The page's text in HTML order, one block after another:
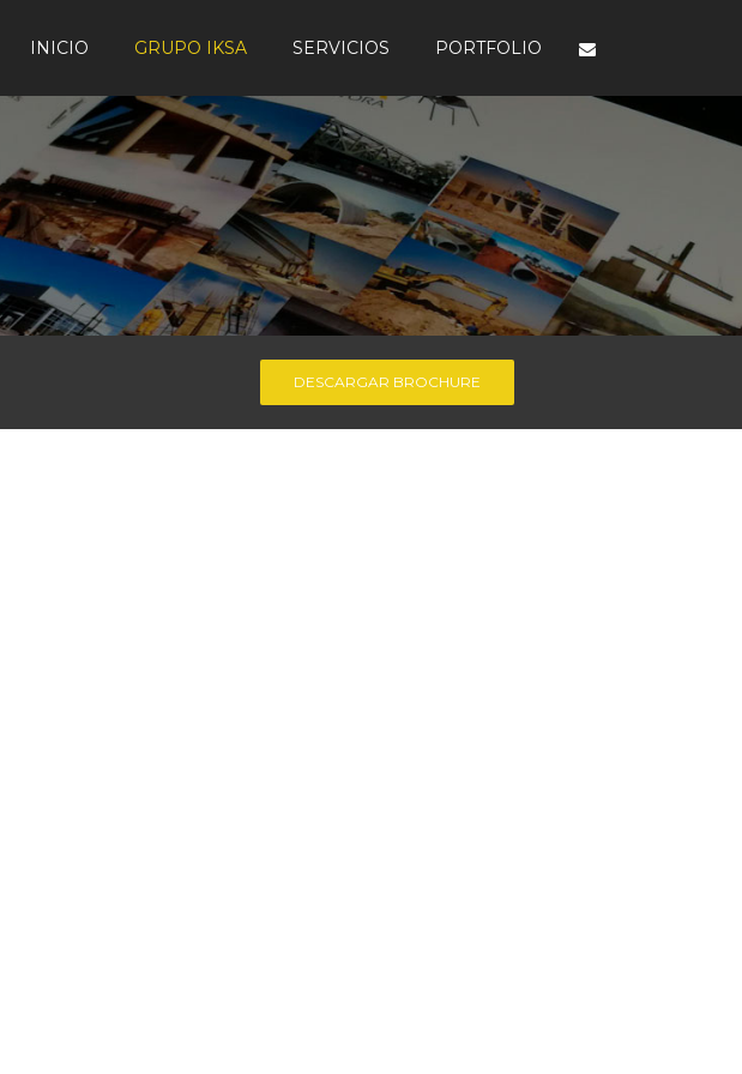
INICIO GRUPO IKSA SERVICIOS PORTFOLIO
DESCARGAR BROCHURE